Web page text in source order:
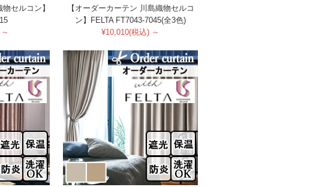
セルコン】
【オーダーカーテン 川島織物セルコ
ン】FELTA FT7043-7045(全3色)
¥10,010(税込) ～